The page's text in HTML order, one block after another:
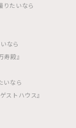
りたいなら
なら
殿』
いなら
ストハウス』